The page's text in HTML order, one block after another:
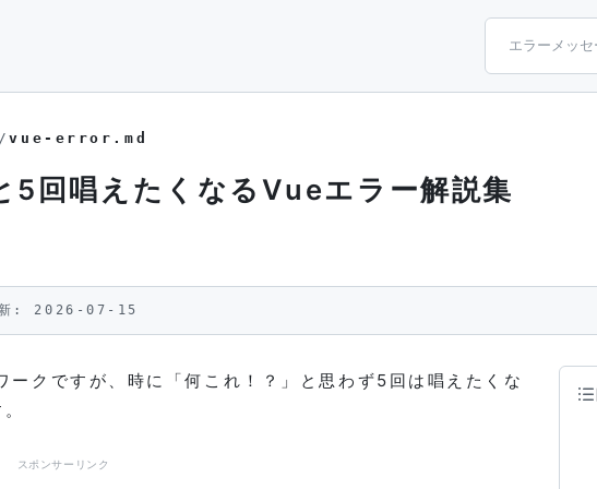
vue-error.md
5回唱えたくなるVueエラー解説集
: 2026-07-15
クですが、時に「何これ！？」と思わず5回は唱えたくな
スポンサーリンク